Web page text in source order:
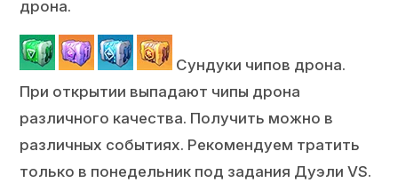
дрона.
Сундуки чипов дрона.
При открытии выпадают чипы дрона
различного качества. Получить можно в
различных событиях. Рекомендуем тратить
только в понедельник под задания Дуэли VS.